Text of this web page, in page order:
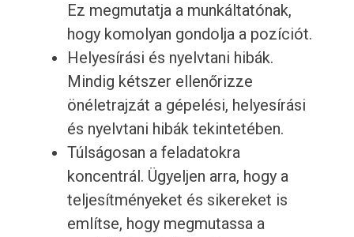
Ez megmutatja a munkáltatónak,
hogy komolyan gondolja a pozíciót.
Helyesírási és nyelvtani hibák.
Mindig kétszer ellenőrizze
önéletrajzát a gépelési, helyesírási
és nyelvtani hibák tekintetében.
Túlságosan a feladatokra
koncentrál. Ügyeljen arra, hogy a
teljesítményeket és sikereket is
említse, hogy megmutassa a